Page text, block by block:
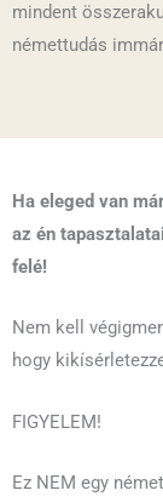
mindent
némettudás
Ha eleged van
az én
felé!
Nem kell
hogy
FIGYELEM!
Ez NEM egy